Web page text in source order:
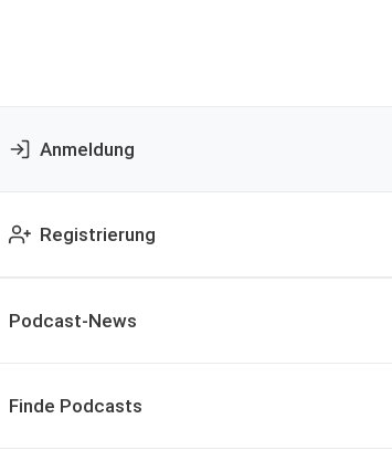
Anmeldung
Registrierung
Podcast-News
Finde Podcasts